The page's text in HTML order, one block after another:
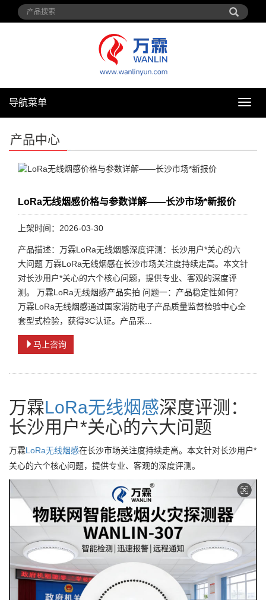
导
导航菜单
产品中心
LoRa无线烟感价格与参数详解——长沙市场*新报价
上架时间：2026-03-30
产品描述：万霖LoRa无线烟感深度评测：长沙用户*关心的六
大问题 万霖LoRa无线烟感在长沙市场关注度持续走高。本文针
对长沙用户*关心的六个核心问题，提供专业、客观的深度评
测。 万霖LoRa无线烟感产品实拍 问题一：产品稳定性如何？
万霖LoRa无线烟感通过国家消防电子产品质量监督检验中心全
套型式检验，获得3C认证。产品采...
马上咨询
万霖LoRa无线烟感深度评测：
长沙用户*关心的六大问题
万霖LoRa无线烟感在长沙市场关注度持续走高。本文针对长沙用户*
关心的六个核心问题，提供专业、客观的深度评测。